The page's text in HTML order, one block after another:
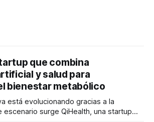
que combina
y salud para
bienestar metabólico
está evolucionando gracias a la
escenario surge QiHealth, una startup